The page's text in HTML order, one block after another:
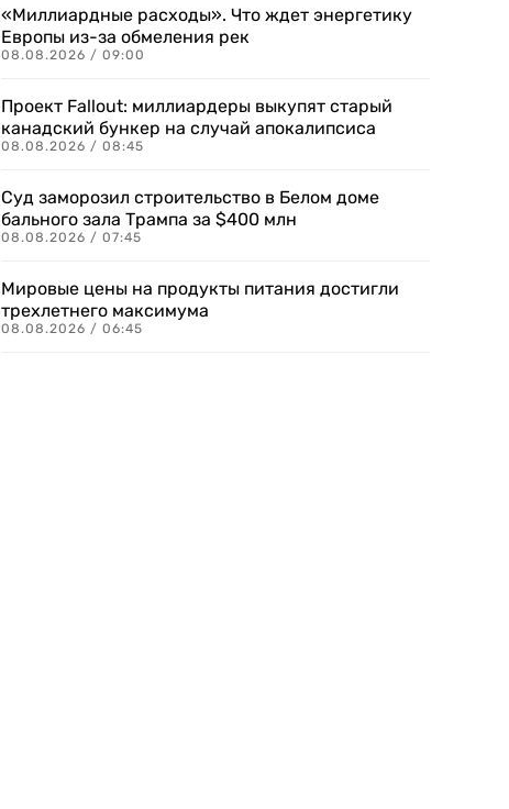
«Миллиардные расходы». Что ждет энергетику
Европы из-за обмеления рек
08.08.2026 / 09:00
Проект Fallout: миллиардеры выкупят старый
канадский бункер на случай апокалипсиса
08.08.2026 / 08:45
Суд заморозил строительство в Белом доме
бального зала Трампа за $400 млн
08.08.2026 / 07:45
Мировые цены на продукты питания достигли
трехлетнего максимума
08.08.2026 / 06:45